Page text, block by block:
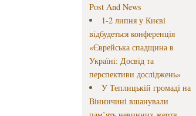
Post And News
1-2 липня у Києві
відбудеться конференція
«Єврейська спадщина в
Україні: Досвід та
перспективи досліджень»
У Теплицькій громаді на
Вінничині вшанували